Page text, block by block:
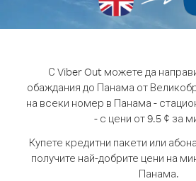
С Viber Out можете да
обаждания до Панама от
на всеки номер в Панама -
- с цени от 9.5 ¢ за
Купете кредитни пакети или
получите най-добрите цени на
Панама.